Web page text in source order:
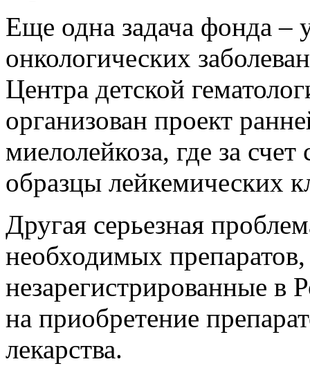
Еще одна задача фонда –
онкологических
Центра детской
организован проект
миелолейкоза, где за
образцы лейкемических
Другая серьезная
необходимых
незарегистрированные в
на приобретение
лекарства.